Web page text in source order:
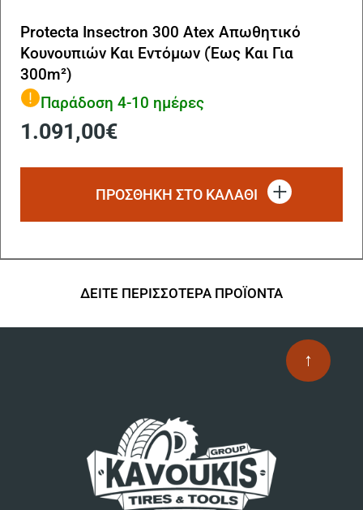
Protecta Insectron 300 Atex Απωθητικό
Κουνουπιών Και Eντόμων (Έως Και Για
300m²)
Παράδοση 4-10 ημέρες
1.091,00€
ΠΡΟΣΘΗΚΗ ΣΤΟ ΚΑΛΑΘΙ
ΔΕΙΤΕ ΠΕΡΙΣΣΟΤΕΡΑ ΠΡΟΪΟΝΤΑ
↑